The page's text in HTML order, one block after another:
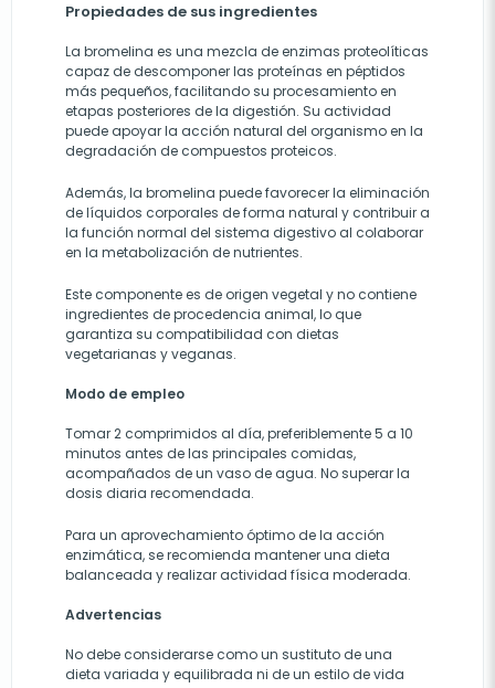
Propiedades de sus ingredientes
La bromelina es una mezcla de enzimas proteolíticas
capaz de descomponer las proteínas en péptidos
más pequeños, facilitando su procesamiento en
etapas posteriores de la digestión. Su actividad
puede apoyar la acción natural del organismo en la
degradación de compuestos proteicos.
Además, la bromelina puede favorecer la eliminación
de líquidos corporales de forma natural y contribuir a
la función normal del sistema digestivo al colaborar
en la metabolización de nutrientes.
Este componente es de origen vegetal y no contiene
ingredientes de procedencia animal, lo que
garantiza su compatibilidad con dietas
vegetarianas y veganas.
Modo de empleo
Tomar 2 comprimidos al día, preferiblemente 5 a 10
minutos antes de las principales comidas,
acompañados de un vaso de agua. No superar la
dosis diaria recomendada.
Para un aprovechamiento óptimo de la acción
enzimática, se recomienda mantener una dieta
balanceada y realizar actividad física moderada.
Advertencias
No debe considerarse como un sustituto de una
dieta variada y equilibrada ni de un estilo de vida